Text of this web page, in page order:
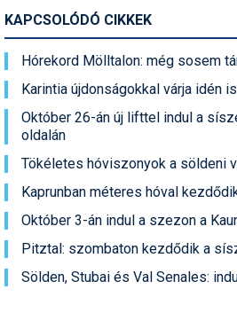
Védőfelszerelés
Wellness
KAPCSOLÓDÓ CIKKEK
Hórekord Mölltalon: még sosem
Karintia újdonságokkal várja idén
Október 26-án új lifttel indul a
oldalán
Tökéletes hóviszonyok a söldeni
Kaprunban méteres hóval
Október 3-án indul a szezon a
Pitztal: szombaton kezdődik a
Sölden, Stubai és Val Senales: